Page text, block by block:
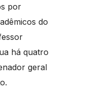
por
do
há quatro
geral